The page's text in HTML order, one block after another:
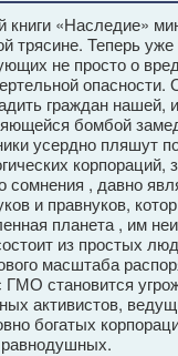
«Наследие»
трясине. Теперь
не просто о
опасности.
граждан нашей,
бомбой
усердно пляшут
сомнения , давно
и правнуков,
планета , им
из простых
масштаба
ГМО становится
активистов,
богатых